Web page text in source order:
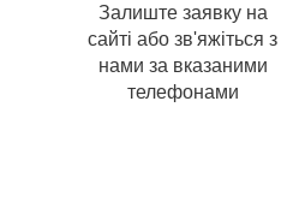
Залиште заявку на
сайті або зв'яжіться з
нами за вказаними
телефонами